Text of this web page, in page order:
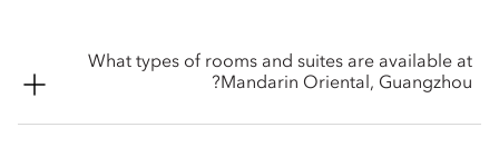
What types of rooms and suites are available at
Mandarin Oriental, Guangzhou?